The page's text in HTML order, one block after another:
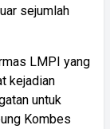
sejumlah
LMPI yang
kejadian
untuk
Kombes